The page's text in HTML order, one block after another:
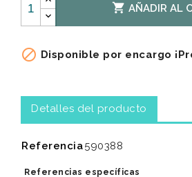
 AÑADIR AL
 Disponible por encargo
Detalles del producto
Referencia590388
Referencias específicas